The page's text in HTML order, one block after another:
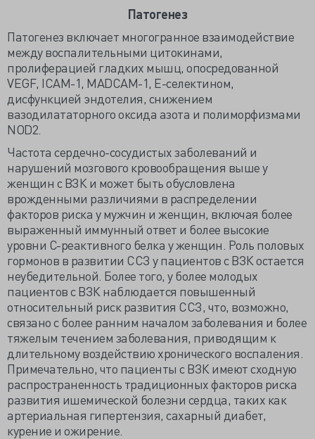
Патогенез
Патогенез включает многогранное взаимодействие
между воспалительными цитокинами,
пролиферацией гладких мышц, опосредованной
VEGF, ICAM-1, MADCAM-1, E-селектином,
дисфункцией эндотелия, снижением
вазодилататорного оксида азота и полиморфизмами
NOD2.
Частота сердечно-сосудистых заболеваний и
нарушений мозгового кровообращения выше у
женщин с ВЗК и может быть обусловлена
врожденными различиями в распределении
факторов риска у мужчин и женщин, включая более
выраженный иммунный ответ и более высокие
уровни С-реактивного белка у женщин. Роль половых
гормонов в развитии ССЗ у пациентов с ВЗК остается
неубедительной. Более того, у более молодых
пациентов с ВЗК наблюдается повышенный
относительный риск развития ССЗ, что, возможно,
связано с более ранним началом заболевания и более
тяжелым течением заболевания, приводящим к
длительному воздействию хронического воспаления.
Примечательно, что пациенты с ВЗК имеют сходную
распространенность традиционных факторов риска
развития ишемической болезни сердца, таких как
артериальная гипертензия, сахарный диабет,
курение и ожирение.